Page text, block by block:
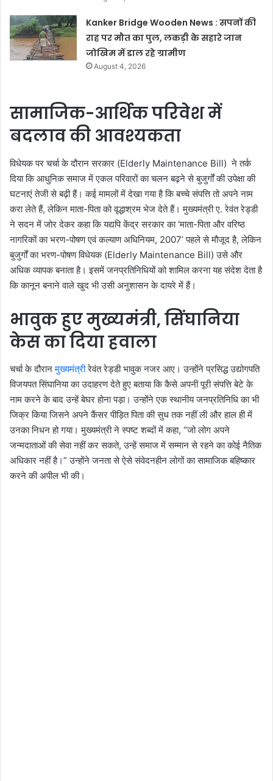
Kanker Bridge Wooden News : सपनों की
राह पर मौत का पुल, लकड़ी के सहारे जान
जोखिम में डाल रहे ग्रामीण
August 4, 2026
सामाजिक-आर्थिक परिवेश में
बदलाव की आवश्यकता
विधेयक पर चर्चा के दौरान सरकार (Elderly Maintenance Bill) ने तर्क
दिया कि आधुनिक समाज में एकल परिवारों का चलन बढ़ने से बुजुर्गों की उपेक्षा की
घटनाएं तेजी से बढ़ी हैं। कई मामलों में देखा गया है कि बच्चे संपत्ति तो अपने नाम
करा लेते हैं, लेकिन माता-पिता को वृद्धाश्रम भेज देते हैं। मुख्यमंत्री ए. रेवंत रेड्डी
ने सदन में जोर देकर कहा कि यद्यपि केंद्र सरकार का ‘माता-पिता और वरिष्ठ
नागरिकों का भरण-पोषण एवं कल्याण अधिनियम, 2007’ पहले से मौजूद है, लेकिन
बुजुर्गों का भरण-पोषण विधेयक (Elderly Maintenance Bill) उसे और
अधिक व्यापक बनाता है। इसमें जनप्रतिनिधियों को शामिल करना यह संदेश देता है
कि कानून बनाने वाले खुद भी उसी अनुशासन के दायरे में हैं।
भावुक हुए मुख्यमंत्री, सिंघानिया
केस का दिया हवाला
चर्चा के दौरानमुख्यमंत्रीरेवंत रेड्डी भावुक नजर आए। उन्होंने प्रसिद्ध उद्योगपति
विजयपत सिंघानिया का उदाहरण देते हुए बताया कि कैसे अपनी पूरी संपत्ति बेटे के
नाम करने के बाद उन्हें बेघर होना पड़ा। उन्होंने एक स्थानीय जनप्रतिनिधि का भी
जिक्र किया जिसने अपने कैंसर पीड़ित पिता की सुध तक नहीं ली और हाल ही में
उनका निधन हो गया। मुख्यमंत्री ने स्पष्ट शब्दों में कहा, “जो लोग अपने
जन्मदाताओं की सेवा नहीं कर सकते, उन्हें समाज में सम्मान से रहने का कोई नैतिक
अधिकार नहीं है।” उन्होंने जनता से ऐसे संवेदनहीन लोगों का सामाजिक बहिष्कार
करने की अपील भी की।